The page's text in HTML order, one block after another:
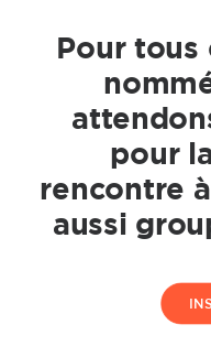
Pour tous
pour
rencontre
aussi